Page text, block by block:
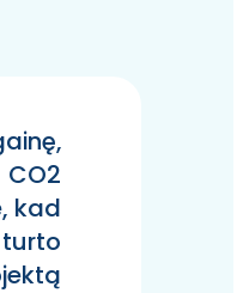
kad